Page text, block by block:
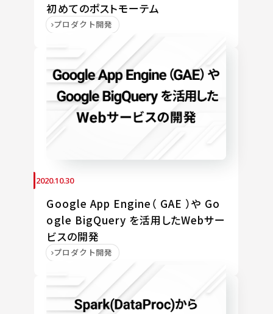
初めてのポストモーテム
プロダクト開発
2020.10.30
Google App Engine（ GAE ）や Go
ogle BigQuery を活用したWebサー
ビスの開発
プロダクト開発